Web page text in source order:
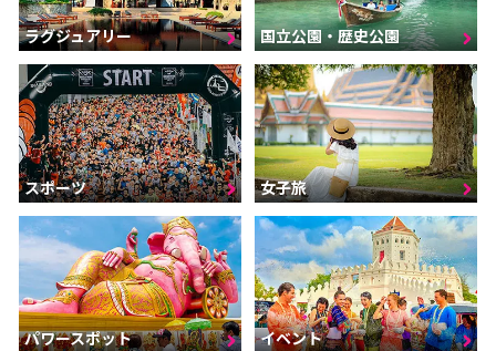
ラグジュアリー 国立公園・歴史公園
スポーツ 女子旅
パワースポット イベント